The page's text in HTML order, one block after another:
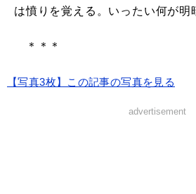
は憤りを覚える。いったい何が明
＊＊＊
【写真3枚】この記事の写真を見る
advertisement